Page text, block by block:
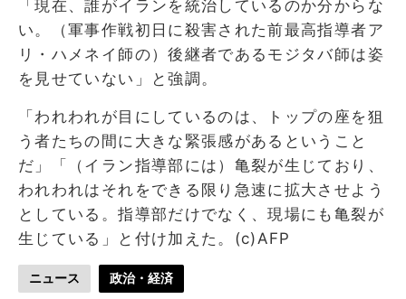
「現在、誰がイランを統治しているのか分からな
い。（軍事作戦初日に殺害された前最高指導者ア
リ・ハメネイ師の）後継者であるモジタバ師は姿
を見せていない」と強調。
「われわれが目にしているのは、トップの座を狙
う者たちの間に大きな緊張感があるということ
だ」「（イラン指導部には）亀裂が生じており、
われわれはそれをできる限り急速に拡大させよう
としている。指導部だけでなく、現場にも亀裂が
生じている」と付け加えた。(c)AFP
ニュース 政治・経済